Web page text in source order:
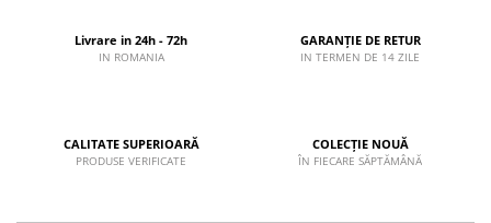
Livrare in 24h - 72h
IN ROMANIA
GARANȚIE DE RETUR
IN TERMEN DE 14 ZILE
CALITATE SUPERIOARĂ
PRODUSE VERIFICATE
COLECȚIE NOUĂ
ÎN FIECARE SĂPTĂMÂNĂ